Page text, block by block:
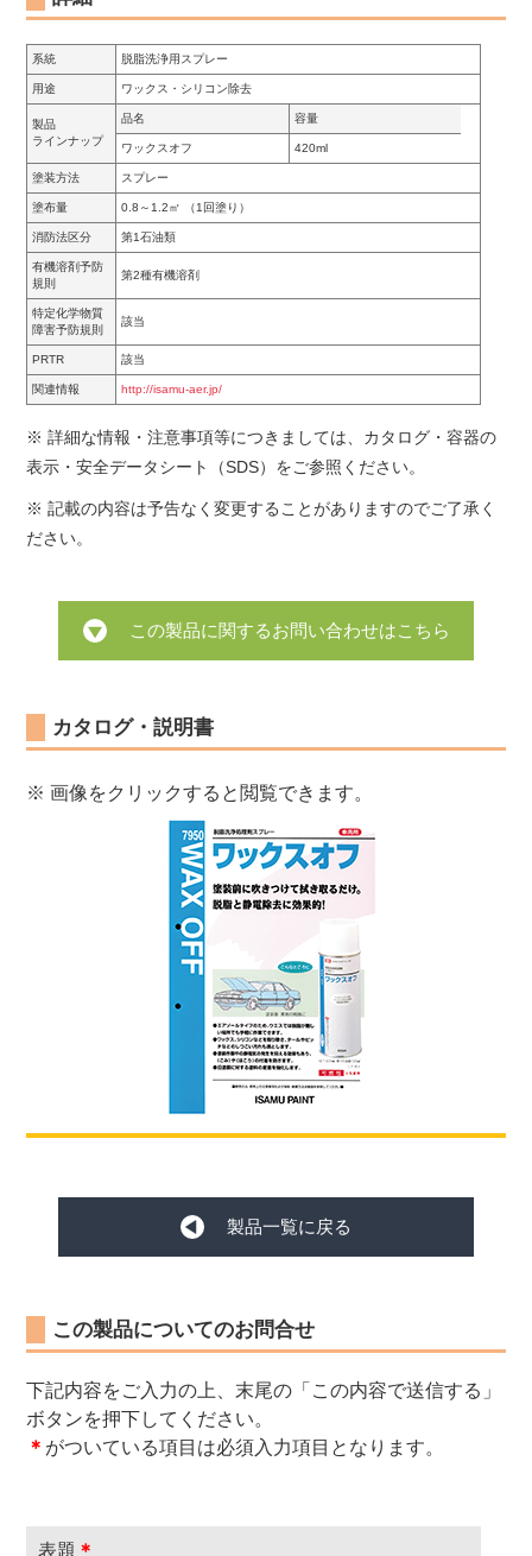
系統 脱脂洗浄用スプレー
用途 ワックス・シリコン除去
製品
ラインナップ
品名 容量
ワックスオフ 420ml
塗装方法 スプレー
塗布量 0.8～1.2㎡ （1回塗り）
消防法区分 第1石油類
有機溶剤予防
規則
第2種有機溶剤
特定化学物質
障害予防規則
該当
PRTR 該当
関連情報 http://isamu-aer.jp/
※ 詳細な情報・注意事項等につきましては、カタログ・容器の
表示・安全データシート（SDS）をご参照ください。
※ 記載の内容は予告なく変更することがありますのでご了承く
ださい。
この製品に関するお問い合わせはこちら
カタログ・説明書
※ 画像をクリックすると閲覧できます。
製品一覧に戻る
この製品についてのお問合せ
下記内容をご入力の上、末尾の「この内容で送信する」
ボタンを押下してください。
＊ がついている項目は必須入力項目となります。
表題 ＊